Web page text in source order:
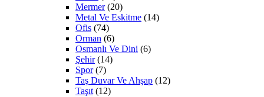
Mermer (20)
Metal Ve Eskitme (14)
Ofis (74)
Orman (6)
Osmanlı Ve Dini (6)
Şehir (14)
Spor (7)
Taş Duvar Ve Ahşap (12)
Taşıt (12)